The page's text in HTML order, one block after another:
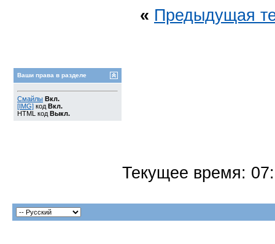
« Предыдущая
Ваши права в разделе
Смайлы Вкл.
[IMG] код Вкл.
HTML код Выкл.
Текущее время: